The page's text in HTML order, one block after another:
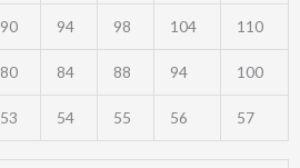
90 94 98 104 110
80 84 88 94 100
53 54 55 56 57